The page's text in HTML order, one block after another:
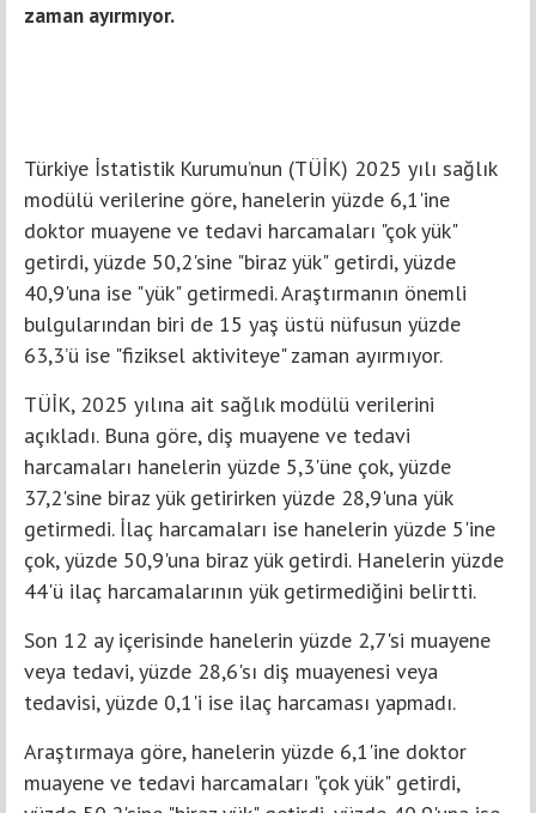
zaman ayırmıyor.
Türkiye İstatistik Kurumu’nun (TÜİK) 2025 yılı sağlık
modülü verilerine göre, hanelerin yüzde 6,1'ine
doktor muayene ve tedavi harcamaları "çok yük"
getirdi, yüzde 50,2'sine "biraz yük" getirdi, yüzde
40,9'una ise "yük" getirmedi. Araştırmanın önemli
bulgularından biri de 15 yaş üstü nüfusun yüzde
63,3’ü ise "fiziksel aktiviteye" zaman ayırmıyor.
TÜİK, 2025 yılına ait sağlık modülü verilerini
açıkladı. Buna göre, diş muayene ve tedavi
harcamaları hanelerin yüzde 5,3'üne çok, yüzde
37,2'sine biraz yük getirirken yüzde 28,9'una yük
getirmedi. İlaç harcamaları ise hanelerin yüzde 5'ine
çok, yüzde 50,9'una biraz yük getirdi. Hanelerin yüzde
44'ü ilaç harcamalarının yük getirmediğini belirtti.
Son 12 ay içerisinde hanelerin yüzde 2,7'si muayene
veya tedavi, yüzde 28,6'sı diş muayenesi veya
tedavisi, yüzde 0,1'i ise ilaç harcaması yapmadı.
Araştırmaya göre, hanelerin yüzde 6,1'ine doktor
muayene ve tedavi harcamaları "çok yük" getirdi,